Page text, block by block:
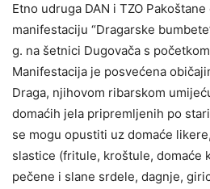
Etno udruga DAN i TZO
manifestaciju “Dragarske
g. na šetnici Dugovača s
Manifestacija je posvećena
Draga, njihovom ribarskom
domaćih jela pripremljenih po
se mogu opustiti uz domaće
slastice (fritule, kroštule, domaće
pečene i slane srdele, dagnje,